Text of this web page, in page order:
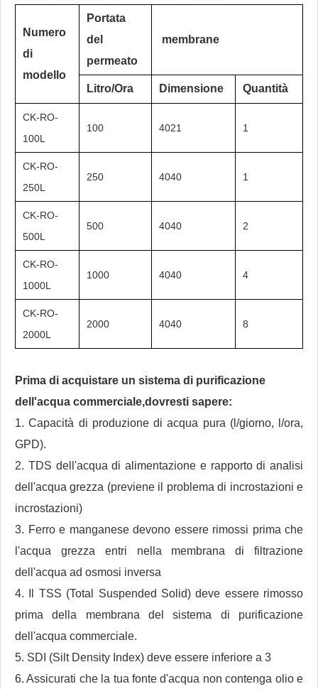
Numero
di
modello
Portata
del
permeato
membrane
Litro/Ora Dimensione Quantità
CK-RO-
100L
100 4021 1
CK-RO-
250L
250 4040 1
CK-RO-
500L
500 4040 2
CK-RO-
1000L
1000 4040 4
CK-RO-
2000L
2000 4040 8
Prima di acquistare un sistema di purificazione
dell'acqua commerciale,dovresti sapere:
1. Capacità di produzione di acqua pura (l/giorno, l/ora,
GPD).
2. TDS dell'acqua di alimentazione e rapporto di analisi
dell'acqua grezza (previene il problema di incrostazioni e
incrostazioni)
3. Ferro e manganese devono essere rimossi prima che
l'acqua grezza entri nella membrana di filtrazione
dell'acqua ad osmosi inversa
4. Il TSS (Total Suspended Solid) deve essere rimosso
prima della membrana del sistema di purificazione
dell'acqua commerciale.
5. SDI (Silt Density Index) deve essere inferiore a 3
6. Assicurati che la tua fonte d'acqua non contenga olio e